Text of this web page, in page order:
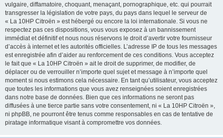
vulgaire, diffamatoire, choquant, menaçant, pornographique, etc. qui pourrait
transgresser la législation de votre pays, du pays dans lequel le serveur de
« La 10HP Citroën » est hébergé ou encore la loi internationale. Si vous ne
respectez pas ces dispositions, vous vous exposez à un bannissement
immédiat et définitif et nous nous réservons le droit d’avertir votre fournisseur
d’accès à internet et les autorités officielles. L’adresse IP de tous les messages
est enregistrée afin d’aider au renforcement de ces conditions. Vous acceptez
le fait que « La 10HP Citroën » ait le droit de supprimer, de modifier, de
déplacer ou de verrouiller n’importe quel sujet et message à n’importe quel
moment si nous estimons cela nécessaire. En tant qu’utilisateur, vous acceptez
que toutes les informations que vous avez renseignées soient enregistrées
dans notre base de données. Bien que ces informations ne seront pas
diffusées à une tierce partie sans votre consentement, ni « La 10HP Citroën »,
ni phpBB, ne pourront être tenus comme responsables en cas de tentative de
piratage informatique visant à compromettre vos données.